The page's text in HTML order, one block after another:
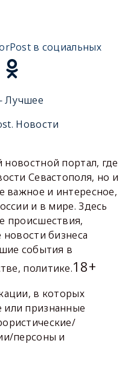
в социальных
Лучшее
Новости
новостной портал, где
Севастополя, но и
важное и интересное,
и в мире. Здесь
происшествия,
бизнеса
события в
политике.18+
в которых
признанные
персоны и